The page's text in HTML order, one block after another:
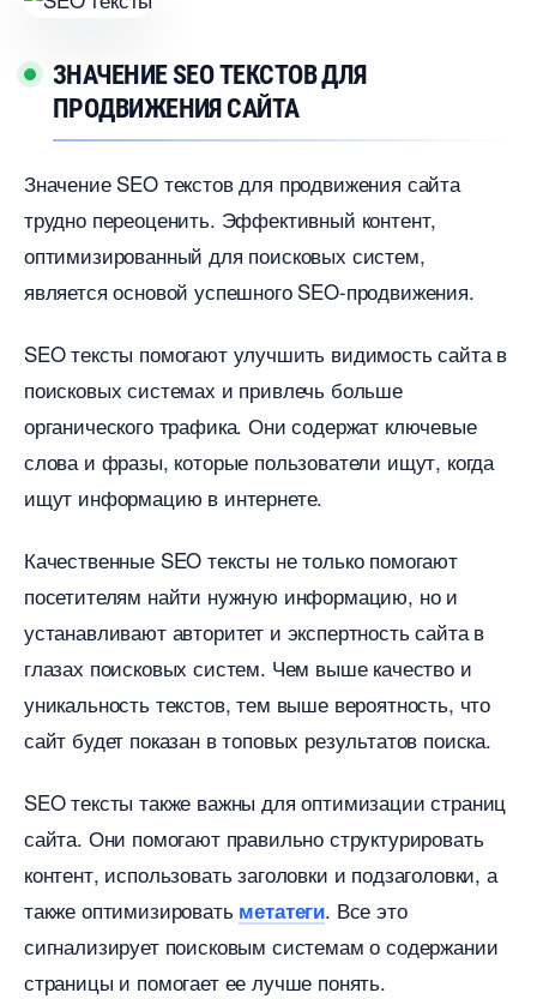
ЗНАЧЕНИЕ SEO ТЕКСТОВ ДЛЯ
ПРОДВИЖЕНИЯ САЙТА
Значение SEO текстов для продвижения сайта
трудно переоценить.​ Эффективный контент,
оптимизированный для поисковых систем,
является основой успешного SEO-продвижения.
SEO тексты помогают улучшить видимость сайта
поисковых системах и привлечь больше
органического трафика.​ Они содержат ключевые
слова и фразы, которые пользователи ищут, когда
ищут информацию в интернете.​
Качественные SEO тексты не только помогают
посетителям найти нужную информацию, но и
устанавливают авторитет и экспертность сайта
лазах поисковых систем.​ Чем выше качество и
уникальность текстов, тем выше вероятность, что
сайт будет показан в топовых результатов поиска.​
SEO тексты также важны для оптимизации страниц
сайта.​ Они помогают правильно структурировать
контент, использовать заголовки и подзаголовки, а
также оптимизировать метатеги.​ Все это
сигнализирует поисковым системам о содержании
страницы и помогает ее лучше понять.​